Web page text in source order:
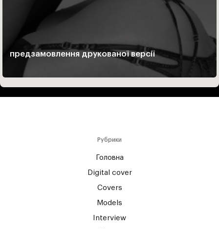
предзамовлення друкованої версії
Рубрики
Головна
Digital cover
Covers
Models
Interview